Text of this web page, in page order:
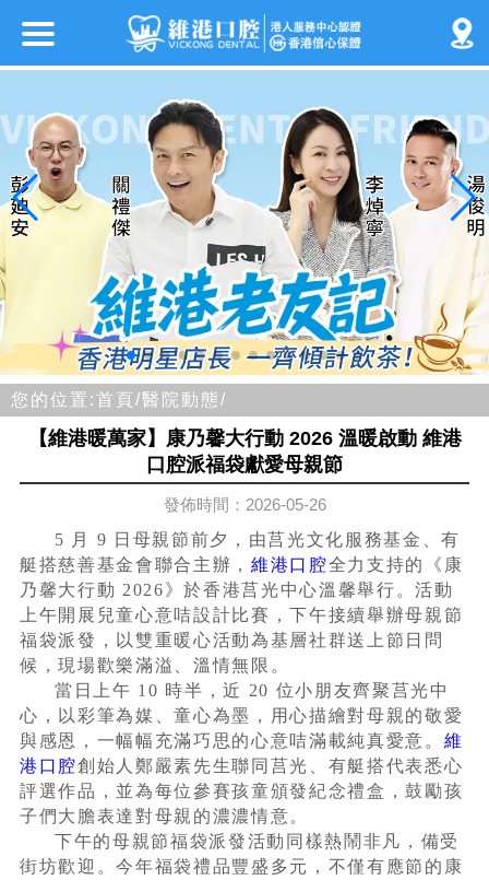
您的位置:首頁/醫院動態/
【維港暖萬家】康乃馨大行動 2026 溫暖啟動 維港
口腔派福袋獻愛母親節
發佈時間：2026-05-26
5 月 9 日母親節前夕，由莒光文化服務基金、有
艇搭慈善基金會聯合主辦， 維港口腔全力支持的《康
乃馨大行動 2026》於香港莒光中心溫馨舉行。活動
上午開展兒童心意咭設計比賽，下午接續舉辦母親節
福袋派發，以雙重暖心活動為基層社群送上節日問
候，現場歡樂滿溢、溫情無限。
當日上午 10 時半，近 20 位小朋友齊聚莒光中
心，以彩筆為媒、童心為墨，用心描繪對母親的敬愛
與感恩，一幅幅充滿巧思的心意咭滿載純真愛意。 維
港口腔創始人鄭嚴素先生聯同莒光、有艇搭代表悉心
評選作品，並為每位參賽孩童頒發紀念禮盒，鼓勵孩
子們大膽表達對母親的濃濃情意。
下午的母親節福袋派發活動同樣熱鬧非凡，備受
街坊歡迎。今年福袋禮品豐盛多元，不僅有應節的康